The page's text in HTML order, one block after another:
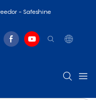
- Safeshine